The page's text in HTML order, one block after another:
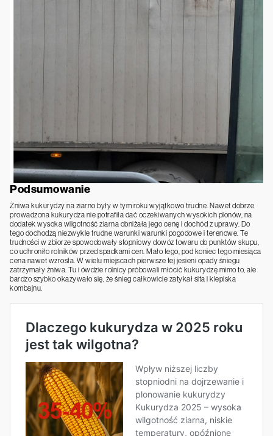
Podsumowanie
Żniwa kukurydzy na ziarno były w tym roku wyjątkowo trudne. Nawet dobrze
prowadzona kukurydza nie potrafiła dać oczekiwanych wysokich plonów, na
dodatek wysoka wilgotność ziarna obniżała jego cenę i dochód z uprawy. Do
tego dochodzą niezwykle trudne warunki warunki pogodowe i terenowe. Te
trudności w zbiorze spowodowały stopniowy dowóz towaru do punktów skupu,
co uchroniło rolników przed spadkami cen. Mało tego, pod koniec tego miesiąca
cena nawet wzrosła. W wielu miejscach pierwsze tej jesieni opady śniegu
zatrzymały żniwa. Tu i ówdzie rolnicy próbowali młócić kukurydzę mimo to, ale
bardzo szybko okazywało się, że śnieg całkowicie zatykał sita i klepiska
kombajnu.